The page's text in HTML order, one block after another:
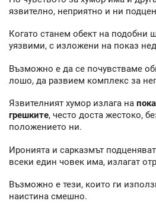
язвително, неприятно и ни
Когато станем обект на подобни
уязвими, с изложени на показ
Възможно е да се почувстваме
лошо, да развием комплекс за
Язвителният хумор излага на
грешките, често доста жестоко,
положението ни.
Иронията и сарказмът
всеки един човек има, излагат
Възможно е тези, които ги
наистина смешно.